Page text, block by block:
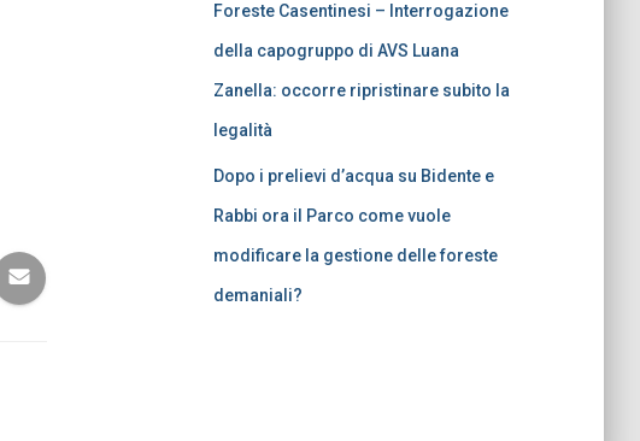
Foreste Casentinesi – Interrogazione
della capogruppo di AVS Luana
Zanella: occorre ripristinare subito la
legalità
Dopo i prelievi d’acqua su Bidente e
Rabbi ora il Parco come vuole
modificare la gestione delle foreste
demaniali?